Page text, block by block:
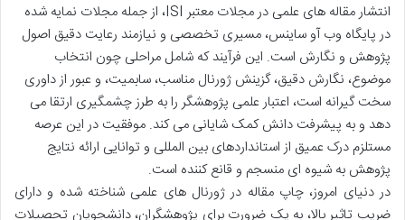
انتشار مقاله های علمی در مجلات معتبر ISI، از جمله مجلات نمایه شده
در پایگاه وب آو ساینس، مسیری تخصصی و نیازمند رعایت دقیق اصول
پژوهش و نگارش است. این فرآیند که شامل مراحلی چون انتخاب
موضوع، نگارش دقیق، گزینش ژورنال مناسب، سابمیت، و عبور از داوری
سخت گیرانه است، اعتبار علمی پژوهشگر را به طرز چشمگیری ارتقا می
دهد و به پیشرفت دانش کمک شایانی می کند. موفقیت در این عرصه
مستلزم درک عمیق از استانداردهای بین المللی و توانایی ارائه نتایج
پژوهش به شیوه ای منسجم و قانع کننده است.
در دنیای امروز، چاپ مقاله در ژورنال های علمی شناخته شده و دارای
ضریب تاثیر بالا، به یک ضرورت برای پژوهشگران، دانشجویان تحصیلات